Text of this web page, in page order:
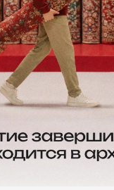
Вечеринки